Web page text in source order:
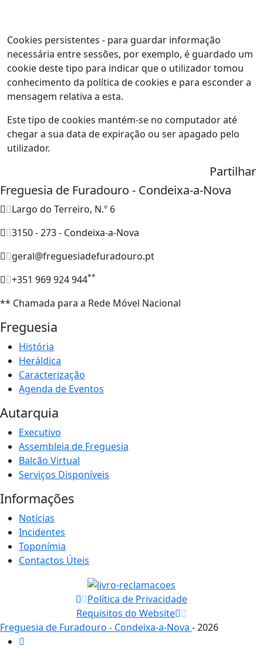
Cookies persistentes - para guardar informação
necessária entre sessões, por exemplo, é guardado um
cookie deste tipo para indicar que o utilizador tomou
conhecimento da política de cookies e para esconder a
mensagem relativa a esta.
Este tipo de cookies mantém-se no computador até
chegar a sua data de expiração ou ser apagado pelo
utilizador.
Partilhar
Freguesia de Furadouro - Condeixa-a-Nova
Largo do Terreiro, N.º 6
3150 - 273 - Condeixa-a-Nova
geral@freguesiadefuradouro.pt
+351 969 924 944**
** Chamada para a Rede Móvel Nacional
Freguesia
História
Heráldica
Caracterização
Agenda de Eventos
Autarquia
Executivo
Assembleia de Freguesia
Balcão Virtual
Serviços Disponíveis
Informações
Notícias
Incidentes
Toponímia
Contactos Úteis
Política de Privacidade
Requisitos do Website
Freguesia de Furadouro - Condeixa-a-Nova - 2026